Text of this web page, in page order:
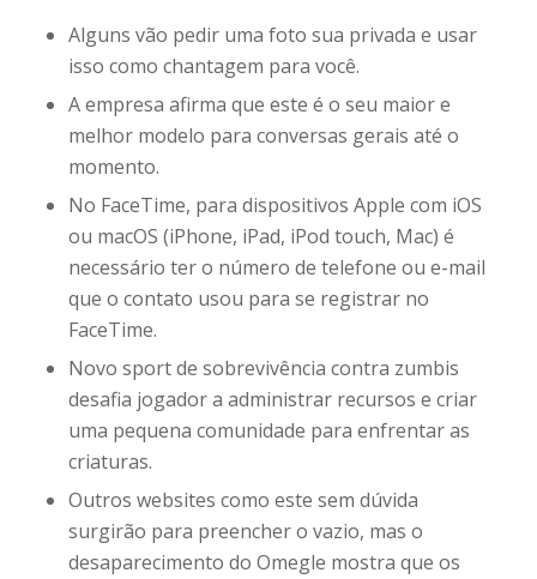
Alguns vão pedir uma foto sua privada e usar
isso como chantagem para você.
A empresa afirma que este é o seu maior e
melhor modelo para conversas gerais até o
momento.
No FaceTime, para dispositivos Apple com iOS
ou macOS (iPhone, iPad, iPod touch, Mac) é
necessário ter o número de telefone ou e-mail
que o contato usou para se registrar no
FaceTime.
Novo sport de sobrevivência contra zumbis
desafia jogador a administrar recursos e criar
uma pequena comunidade para enfrentar as
criaturas.
Outros websites como este sem dúvida
surgirão para preencher o vazio, mas o
desaparecimento do Omegle mostra que os